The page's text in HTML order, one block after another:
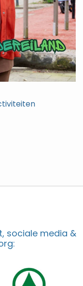
sociale media &